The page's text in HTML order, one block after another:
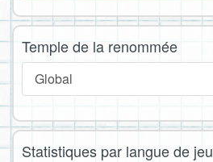
Temple de la renommée
Global
Statistiques par langue de jeu